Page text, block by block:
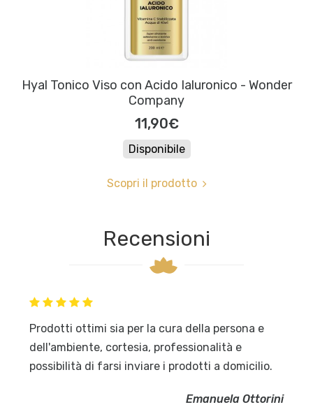
Hyal Tonico Viso con Acido Ialuronico - Wonder
Company
11,90€
Disponibile
Scopri il prodotto
Recensioni
Prodotti ottimi sia per la cura della persona e
dell'ambiente, cortesia, professionalità e
possibilità di farsi inviare i prodotti a domicilio.
Emanuela Ottorini